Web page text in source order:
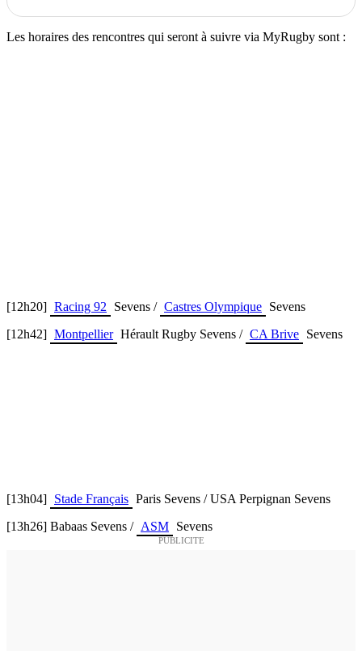
Les horaires des rencontres qui seront à suivre via MyRugby sont :
[12h20] Racing 92 Sevens / Castres Olympique Sevens
[12h42] Montpellier Hérault Rugby Sevens / CA Brive Sevens
[13h04] Stade Français Paris Sevens / USA Perpignan Sevens
[13h26] Babaas Sevens / ASM Sevens